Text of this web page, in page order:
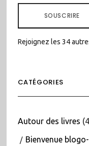
SOUSCRIRE
Rejoignez les 34
CATÉGORIES
Autour des livres
Bienvenue